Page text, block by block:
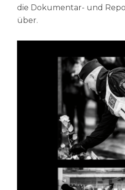
die Dokumentar- und
über.